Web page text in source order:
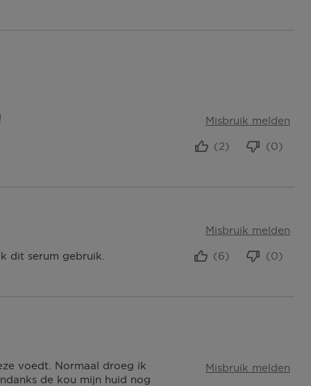
Misbruik melden
(0)
(2)
dit serum gebruik.
Misbruik melden
(0)
(6)
voedt. Normaal droeg ik
de kou mijn huid nog
Misbruik melden